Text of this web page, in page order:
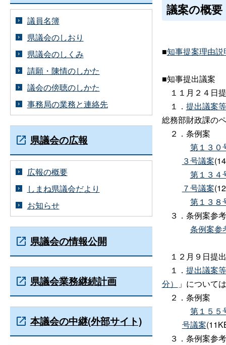
議案の概要
■知事提案理由説
■知事提出議案
１１月２４日
１． 提出議案
総務部財政課の
２．条例案
第１３０
３号議案
第１３４
７号議案
第１３８
３．条例案参
条例案参
１２月９日提
１． 提出議案
分）
」について
２．条例案
第１５５
号議案
３．条例案参
議員名簿
県議会のしおり
県議会のしくみ
請願・陳情のしかた
議会の傍聴のしかた
事務局の業務と連絡先
県議会の広報
広報の概要
しまね県議会だより
お知らせ
県議会の情報公開
県議会業務継続計画
本議会の中継(外部サイト)